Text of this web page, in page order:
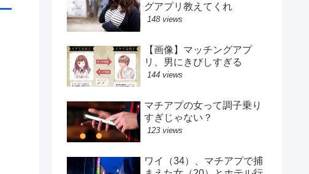
グアプリ教えてくれ
148 views
【画像】マッチングアプ
リ、男にきびしすぎる
144 views
マチアプの女って調子乗り
すぎじゃない？
123 views
ワイ（34）、マチアプで捕